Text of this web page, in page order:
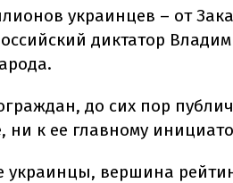
украинцев – от
диктатор
до сих пор
к ее главному
украинцы, вершина